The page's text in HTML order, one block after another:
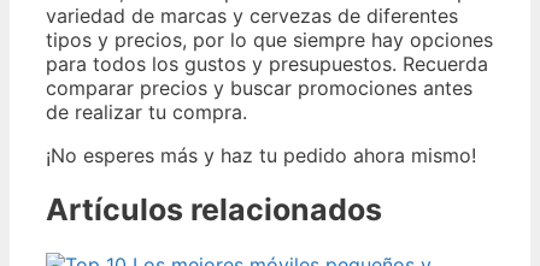
variedad de marcas y cervezas de diferentes
tipos y precios, por lo que siempre hay opciones
para todos los gustos y presupuestos. Recuerda
comparar precios y buscar promociones antes
de realizar tu compra.
¡No esperes más y haz tu pedido ahora mismo!
Artículos relacionados